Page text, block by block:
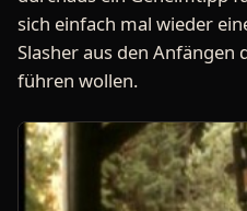
sich einfach mal wieder
Slasher aus den Anfängen
führen wollen.